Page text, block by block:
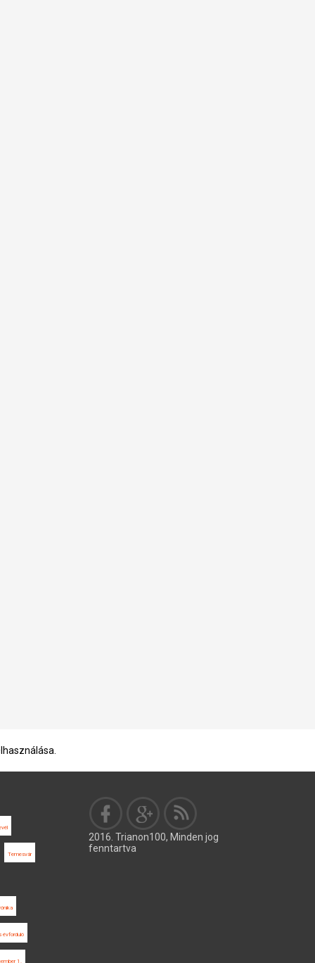
Temesvár
évforduló
1.
2016. Trianon100, Minden jog
fenntartva